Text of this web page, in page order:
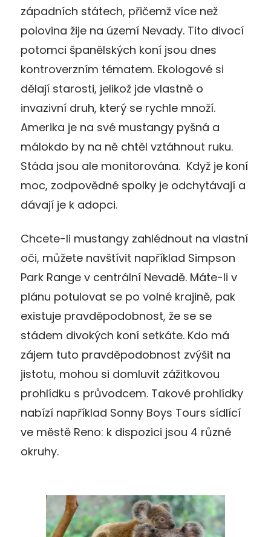
západních státech, přičemž více než
polovina žije na území Nevady. Tito divocí
potomci španělských koní jsou dnes
kontroverzním tématem. Ekologové si
dělají starosti, jelikož jde vlastně o
invazivní druh, který se rychle množí.
Amerika je na své mustangy pyšná a
málokdo by na ně chtěl vztáhnout ruku.
Stáda jsou ale monitorována. Když je koní
moc, zodpovědné spolky je odchytávají a
dávají je k adopci.
Chcete-li mustangy zahlédnout na vlastní
oči, můžete navštívit například Simpson
Park Range v centrální Nevadě. Máte-li v
plánu potulovat se po volné krajině, pak
existuje pravděpodobnost, že se se
stádem divokých koní setkáte. Kdo má
zájem tuto pravděpodobnost zvýšit na
jistotu, mohou si domluvit zážitkovou
prohlídku s průvodcem. Takové prohlídky
nabízí například Sonny Boys Tours sídlící
ve městě Reno: k dispozici jsou 4 různé
okruhy.